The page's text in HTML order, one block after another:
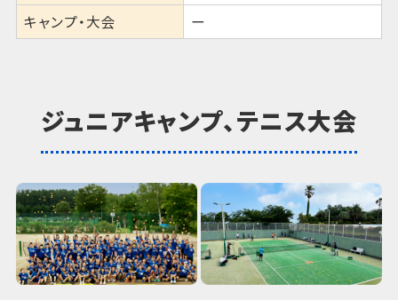
キャンプ・大会
ー
ジュニアキャンプ、テニス大会